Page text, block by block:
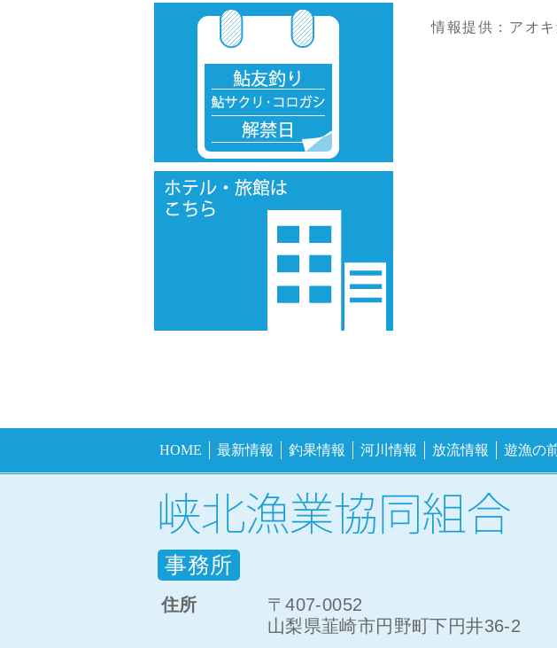
情報提供：アオ
HOME 最新情報 釣果情報 河川情報 放流情報 遊漁の
事務所
住所
〒407-0052
山梨県韮崎市円野町下円井36-2